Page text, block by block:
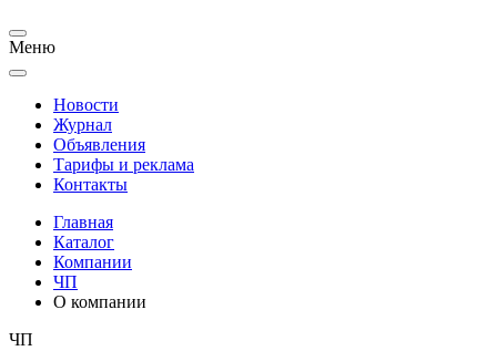
Меню
Новости
Журнал
Объявления
Тарифы и реклама
Контакты
Главная
Каталог
Компании
ЧП
О компании
ЧП